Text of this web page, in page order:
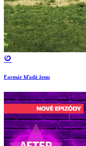
Farmár hľadá ženu